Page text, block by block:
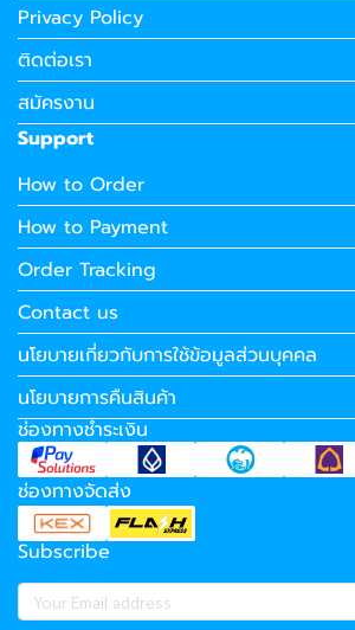
Privacy Policy
ติดต่อเรา
สมัครงาน
Support
How to Order
How to Payment
Order Tracking
Contact us
นโยบายเกี่ยวกับการใช้ข้อมูลส่วนบุคคล
นโยบายการคืนสินค้า
ช่องทางชำระเงิน
ช่องทางจัดส่ง
Subscribe